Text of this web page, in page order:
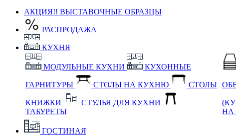
АКЦИЯ!! ВЫСТАВОЧНЫЕ ОБРАЗЦЫ
РАСПРОДАЖА
КУХНЯ
МОДУЛЬНЫЕ КУХНИ КУХОННЫЕ
ГАРНИТУРЫ СТОЛЫ НА КУХНЮ СТОЛЫ
КНИЖКИ
СТУЛЬЯ ДЛЯ КУХНИ
ТАБУРЕТЫ
НА
ГОСТИНАЯ